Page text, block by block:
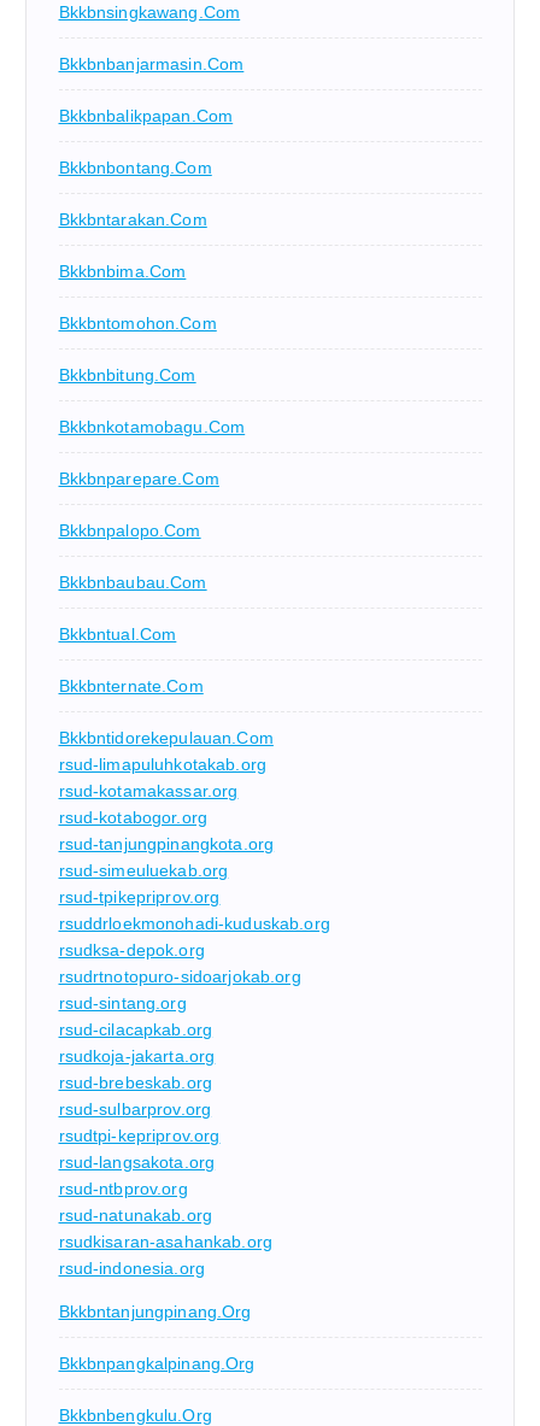
Bkkbnsingkawang.com
Bkkbnbanjarmasin.com
Bkkbnbalikpapan.com
Bkkbnbontang.com
Bkkbntarakan.com
Bkkbnbima.com
Bkkbntomohon.com
Bkkbnbitung.com
Bkkbnkotamobagu.com
Bkkbnparepare.com
Bkkbnpalopo.com
Bkkbnbaubau.com
Bkkbntual.com
Bkkbnternate.com
Bkkbntidorekepulauan.com
rsud-limapuluhkotakab.org
rsud-kotamakassar.org
rsud-kotabogor.org
rsud-tanjungpinangkota.org
rsud-simeuluekab.org
rsud-tpikepriprov.org
rsuddrloekmonohadi-kuduskab.org
rsudksa-depok.org
rsudrtnotopuro-sidoarjokab.org
rsud-sintang.org
rsud-cilacapkab.org
rsudkoja-jakarta.org
rsud-brebeskab.org
rsud-sulbarprov.org
rsudtpi-kepriprov.org
rsud-langsakota.org
rsud-ntbprov.org
rsud-natunakab.org
rsudkisaran-asahankab.org
rsud-indonesia.org
Bkkbntanjungpinang.org
Bkkbnpangkalpinang.org
Bkkbnbengkulu.org